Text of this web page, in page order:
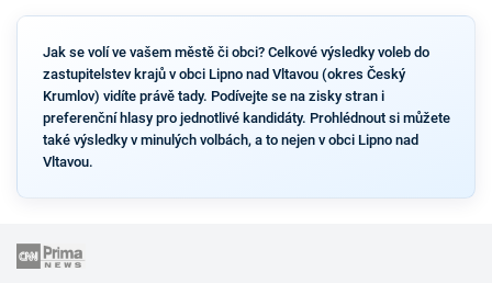
Jak se volí ve vašem městě či obci? Celkové výsledky voleb do
zastupitelstev krajů v obci Lipno nad Vltavou (okres Český
Krumlov) vidíte právě tady. Podívejte se na zisky stran i
preferenční hlasy pro jednotlivé kandidáty. Prohlédnout si můžete
také výsledky v minulých volbách, a to nejen v obci Lipno nad
Vltavou.